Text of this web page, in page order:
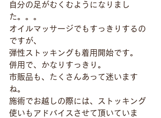
自分の足がむくむようになりまし
た。。。
オイルマッサージでもすっきりするの
ですが、
弾性ストッキングも着用開始です。
併用で、かなりすっきり。
市販品も、たくさんあって迷います
ね。
施術でお越しの際には、ストッキング
使いもアドバイスさせて頂いていま